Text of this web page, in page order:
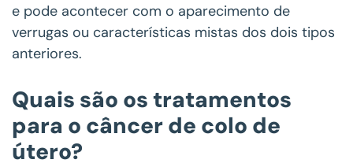
e pode acontecer com o aparecimento de
verrugas ou características mistas dos dois tipos
anteriores.
Quais são os tratamentos
para o câncer de colo de
útero?